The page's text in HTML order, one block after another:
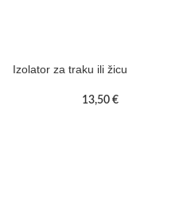
Izolator za traku ili žicu
13,50 €